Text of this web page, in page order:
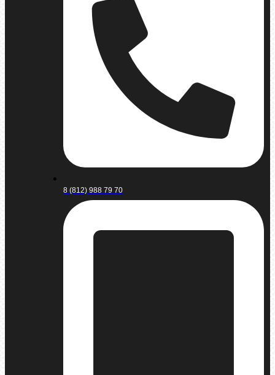
8 (812) 988 79 70